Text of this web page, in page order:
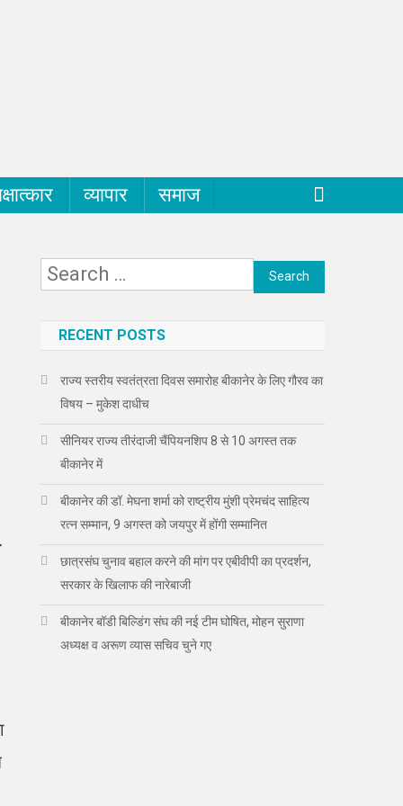
व्यापार समाज
Search
RECENT POSTS
राज्य स्तरीय स्वतंत्रता दिवस समारोह बीकानेर के लिए गौरव का
विषय – मुकेश दाधीच
सीनियर राज्य तीरंदाजी चैंपियनशिप 8 से 10 अगस्त तक
बीकानेर में
बीकानेर की डॉ. मेघना शर्मा को राष्ट्रीय मुंशी प्रेमचंद साहित्य
रत्न सम्मान, 9 अगस्त को जयपुर में होंगी सम्मानित
छात्रसंघ चुनाव बहाल करने की मांग पर एबीवीपी का प्रदर्शन,
सरकार के खिलाफ की नारेबाजी
बीकानेर बॉडी बिल्डिंग संघ की नई टीम घोषित, मोहन सुराणा
अध्यक्ष व अरूण व्यास सचिव चुने गए